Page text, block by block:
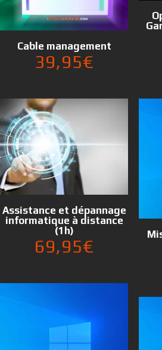
Cable management
39,95€
Assistance et dépannage
informatique à distance
(1h)
69,95€